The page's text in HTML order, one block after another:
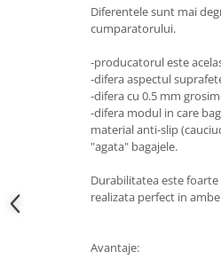
Paravanturi auto
Lumini ambientale
Diferentele sunt mai
cumparatorului.
-producatorul este
-difera aspectul
-difera cu 0.5 mm
-difera modul in care
material anti-slip
"agata" bagajele.
Durabilitatea este
realizata perfect in
Avantaje: